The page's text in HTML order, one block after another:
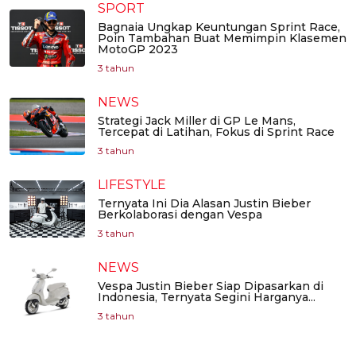
SPORT
Bagnaia Ungkap Keuntungan Sprint Race,
Poin Tambahan Buat Memimpin Klasemen
MotoGP 2023
3 tahun
NEWS
Strategi Jack Miller di GP Le Mans,
Tercepat di Latihan, Fokus di Sprint Race
3 tahun
LIFESTYLE
Ternyata Ini Dia Alasan Justin Bieber
Berkolaborasi dengan Vespa
3 tahun
NEWS
Vespa Justin Bieber Siap Dipasarkan di
Indonesia, Ternyata Segini Harganya...
3 tahun